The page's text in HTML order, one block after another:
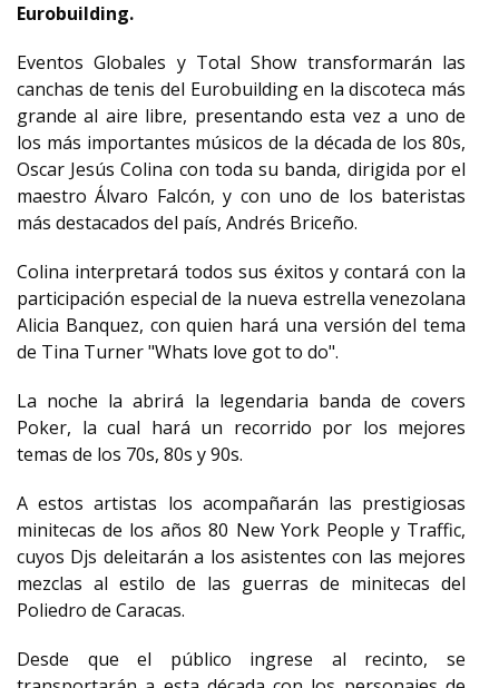
Eurobuilding.
Eventos Globales y Total Show transformarán las
canchas de tenis del Eurobuilding en la discoteca más
grande al aire libre, presentando esta vez a uno de
los más importantes músicos de la década de los 80s,
Oscar Jesús Colina con toda su banda, dirigida por el
maestro Álvaro Falcón, y con uno de los bateristas
más destacados del país, Andrés Briceño.
Colina interpretará todos sus éxitos y contará con la
participación especial de la nueva estrella venezolana
Alicia Banquez, con quien hará una versión del tema
de Tina Turner "Whats love got to do".
La noche la abrirá la legendaria banda de covers
Poker, la cual hará un recorrido por los mejores
temas de los 70s, 80s y 90s.
A estos artistas los acompañarán las prestigiosas
minitecas de los años 80 New York People y Traffic,
cuyos Djs deleitarán a los asistentes con las mejores
mezclas al estilo de las guerras de minitecas del
Poliedro de Caracas.
Desde que el público ingrese al recinto, se